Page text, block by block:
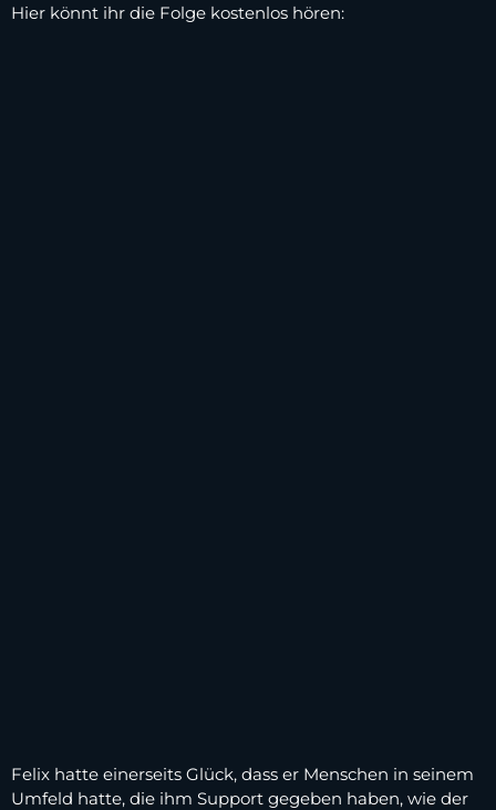
Hier könnt ihr die Folge kostenlos hören:
Felix hatte einerseits Glück, dass er Menschen in seinem
Umfeld hatte, die ihm Support gegeben haben, wie der